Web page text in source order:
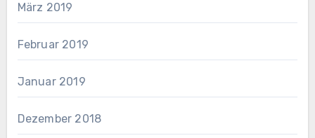
März 2019
Februar 2019
Januar 2019
Dezember 2018